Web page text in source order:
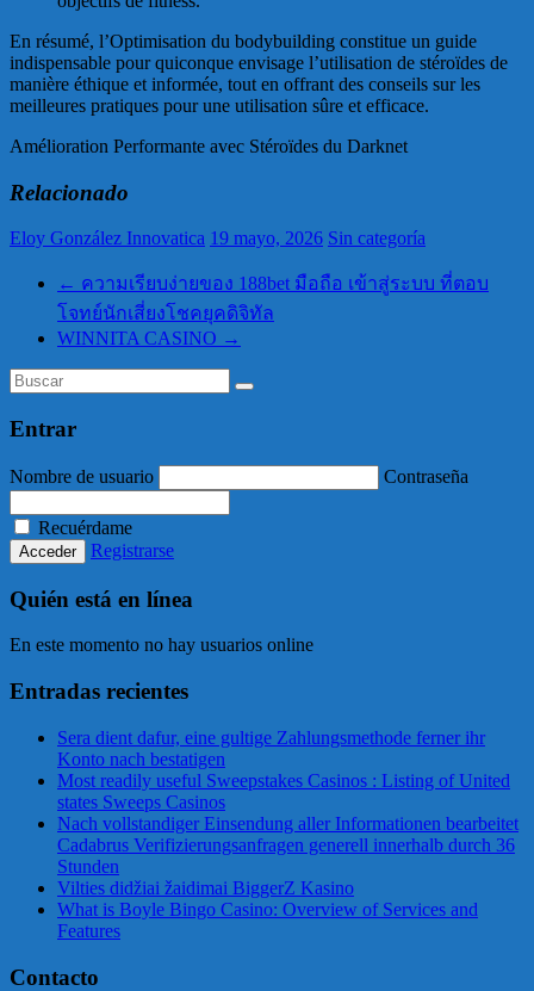
En résumé, l’Optimisation du bodybuilding constitue un guide
indispensable pour quiconque envisage l’utilisation de stéroïdes de
manière éthique et informée, tout en offrant des conseils sur les
meilleures pratiques pour une utilisation sûre et efficace.
Amélioration Performante avec Stéroïdes du Darknet
Relacionado
Eloy González Innovatica 19 mayo, 2026 Sin categoría
← ความเรียบง่ายของ 188bet มือถือ เข้าสู่ระบบ ที่ตอบ
โจทย์นักเสี่ยงโชคยุคดิจิทัล
WINNITA CASINO →
Entrar
Nombre de usuario Contraseña
Recuérdame
Registrarse
Quién está en línea
En este momento no hay usuarios online
Entradas recientes
Sera dient dafur, eine gultige Zahlungsmethode ferner ihr
Konto nach bestatigen
Most readily useful Sweepstakes Casinos : Listing of United
states Sweeps Casinos
Nach vollstandiger Einsendung aller Informationen bearbeitet
Cadabrus Verifizierungsanfragen generell innerhalb durch 36
Stunden
Vilties didžiai žaidimai BiggerZ Kasino
What is Boyle Bingo Casino: Overview of Services and
Features
Contacto